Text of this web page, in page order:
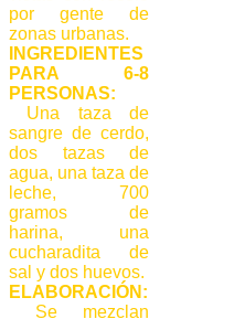
por gente de
zonas urbanas.
INGREDIENTES
PARA 6-8
PERSONAS:
Una taza de
sangre de cerdo,
dos tazas de
agua, una taza de
leche, 700
gramos de
harina, una
cucharadita de
sal y dos huevos.
ELABORACIÓN:
Se mezclan